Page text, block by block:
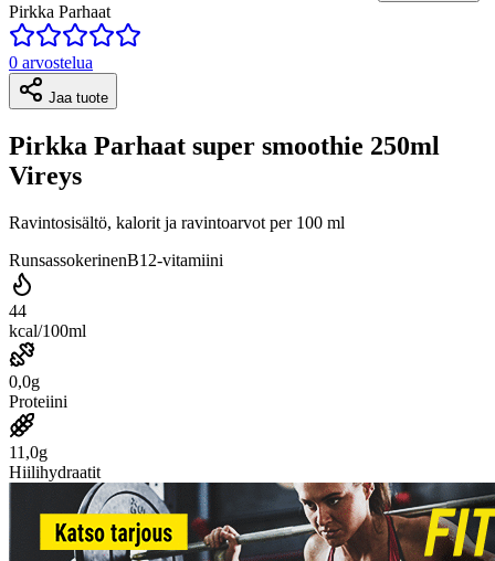
Pirkka Parhaat
0 arvostelua
Jaa tuote
Pirkka Parhaat super smoothie 250ml
Vireys
Ravintosisältö, kalorit ja ravintoarvot per 100 ml
RunsassokerinenB12-vitamiini
44
kcal/100ml
0,0g
Proteiini
11,0g
Hiilihydraatit